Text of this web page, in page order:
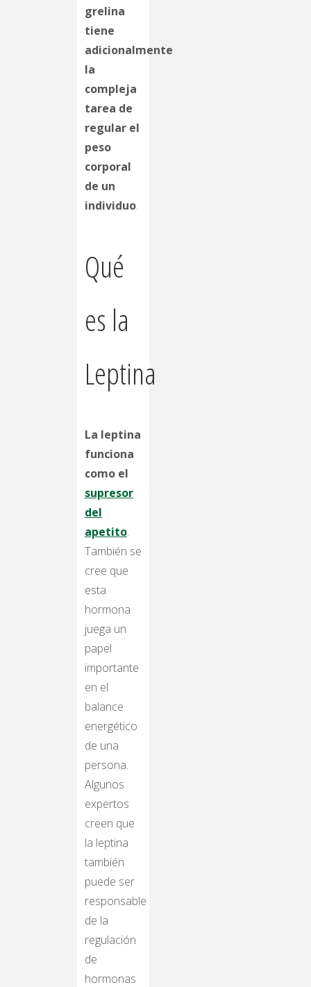
grelina
tiene
adicionalmente
la
compleja
tarea de
regular el
peso
corporal
de un
individuo.
Qué
es la
Leptina
La leptina
funciona
como el
supresor
del
apetito.
También se
cree que
esta
hormona
juega un
papel
importante
en el
balance
energético
de una
persona.
Algunos
expertos
creen que
la leptina
también
puede ser
responsable
de la
regulación
de
hormonas